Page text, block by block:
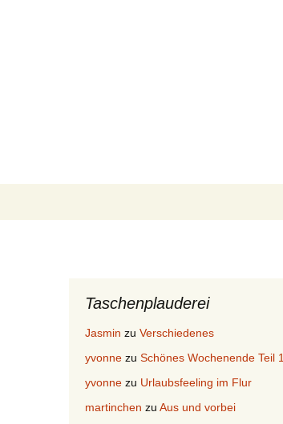
Taschenplauderei
Jasmin zu Verschiedenes
yvonne zu Schönes Wochenende Teil 1
yvonne zu Urlaubsfeeling im Flur
martinchen zu Aus und vorbei